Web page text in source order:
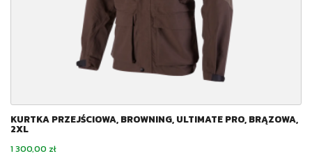
KURTKA PRZEJŚCIOWA, BROWNING, ULTIMATE PRO, BRĄZOWA,
2XL
Cena
1 300,00 zł